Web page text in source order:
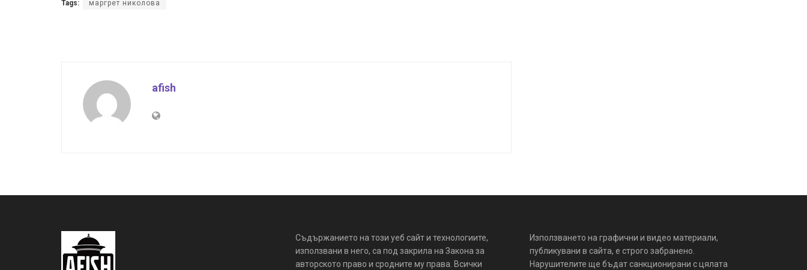
Tags: маргрет николова
afish
Съдържанието на този уеб сайт и технологиите,
използвани в него, са под закрила на Закона за
авторското право и сродните му права. Всички
Използването на графични и видео материали,
публикувани в сайта, е строго забранено.
Нарушителите ще бъдат санкционирани с цялата